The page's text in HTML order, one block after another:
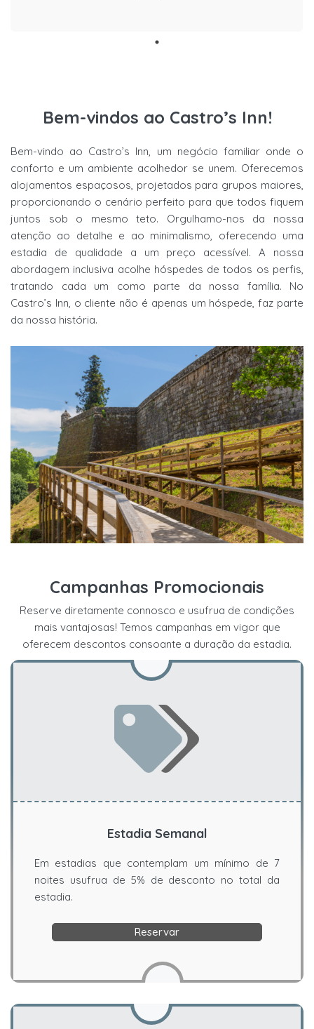
Bem-vindos ao Castro’s Inn!
Bem-vindo ao Castro’s Inn, um negócio familiar onde o
conforto e um ambiente acolhedor se unem. Oferecemos
alojamentos espaçosos, projetados para grupos maiores,
proporcionando o cenário perfeito para que todos fiquem
juntos sob o mesmo teto. Orgulhamo-nos da nossa
atenção ao detalhe e ao minimalismo, oferecendo uma
estadia de qualidade a um preço acessível. A nossa
abordagem inclusiva acolhe hóspedes de todos os perfis,
tratando cada um como parte da nossa família. No
Castro’s Inn, o cliente não é apenas um hóspede, faz parte
da nossa história.
Campanhas Promocionais
Reserve diretamente connosco e usufrua de condições
mais vantajosas! Temos campanhas em vigor que
oferecem descontos consoante a duração da estadia.
Estadia Semanal
Em estadias que contemplam um mínimo de 7
noites usufrua de 5% de desconto no total da
estadia.
Reservar